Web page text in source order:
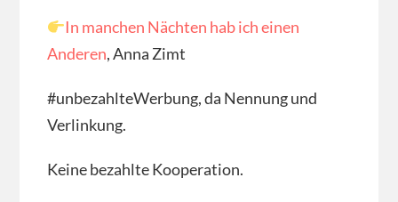
In manchen Nächten hab ich einen
Anderen, Anna Zimt
#unbezahlteWerbung, da Nennung und
Verlinkung.
Keine bezahlte Kooperation.